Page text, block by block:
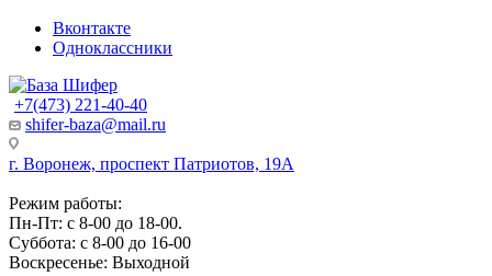
Вконтакте
Одноклассники
+7(473) 221-40-40
shifer-baza@mail.ru
г. Воронеж, проспект Патриотов, 19А
Режим работы:
Пн-Пт: с 8-00 до 18-00.
Суббота: с 8-00 до 16-00
Воскресенье: Выходной